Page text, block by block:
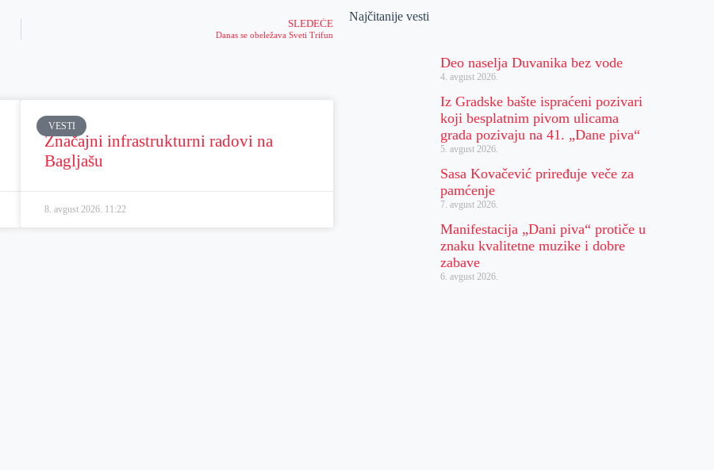
SLEDEĆE
Danas se obeležava Sveti Trifun
VESTI
Značajni infrastrukturni radovi na
Bagljašu
8. avgust 2026. 11:22
Najčitanije vesti
Deo naselja Duvanika bez vode
4. avgust 2026.
Iz Gradske bašte ispraćeni pozivari
koji besplatnim pivom ulicama
grada pozivaju na 41. „Dane piva“
5. avgust 2026.
Sasa Kovačević priređuje veče za
pamćenje
7. avgust 2026.
Manifestacija „Dani piva“ protiče u
znaku kvalitetne muzike i dobre
zabave
6. avgust 2026.